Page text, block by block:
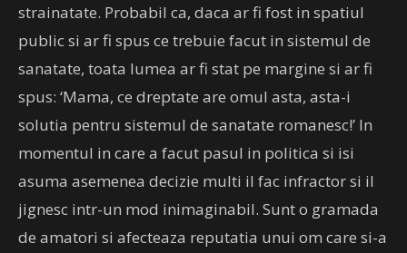
strainatate. Probabil ca, daca ar fi fost in spatiul
public si ar fi spus ce trebuie facut in sistemul de
sanatate, toata lumea ar fi stat pe margine si ar fi
spus: ‘Mama, ce dreptate are omul asta, asta-i
solutia pentru sistemul de sanatate romanesc!’ In
momentul in care a facut pasul in politica si isi
asuma asemenea decizie multi il fac infractor si il
jignesc intr-un mod inimaginabil. Sunt o gramada
de amatori si afecteaza reputatia unui om care si-a